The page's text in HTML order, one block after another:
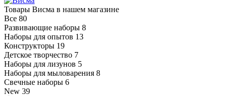
Товары Висма в нашем магазине
Все 80
Развивающие наборы 8
Наборы для опытов 13
Конструкторы 19
Детское творчество 7
Наборы для лизунов 5
Наборы для мыловарения 8
Свечные наборы 6
New 39